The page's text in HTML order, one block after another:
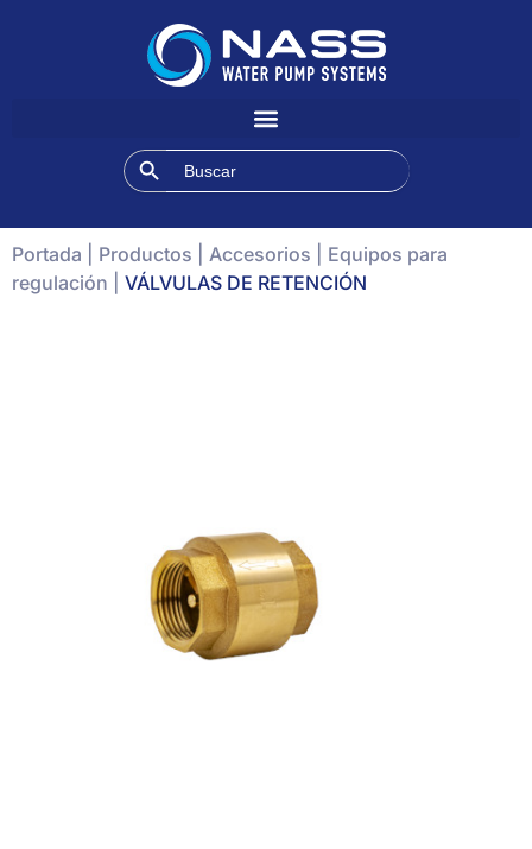
Buscar:
Botón de búsqueda
Portada Productos Accesorios
Equipos para
regulación
VÁLVULAS DE RETENCIÓN